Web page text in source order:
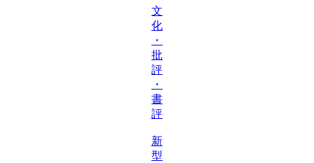
文
化
・
批
評
・
書
評
新
型